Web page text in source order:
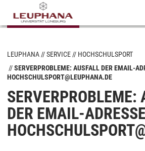
LEUPHANA SERVICE
HOCHSCHULSPORT
SERVERPROBLEME: AUSFALL DER EMAIL-
HOCHSCHULSPORT@LEUPHANA.DE
SERVERPROBLEME:
DER EMAIL-